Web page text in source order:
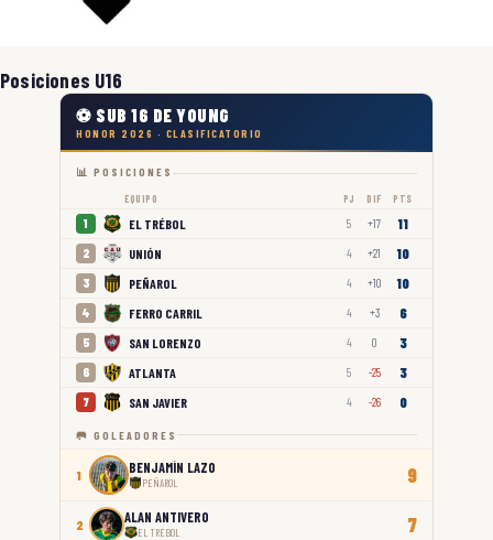
Posiciones U16
⚽ SUB 16 DE YOUNG
HONOR 2026 · CLASIFICATORIO
📊 POSICIONES
EQUIPO PJ DIF PTS
1 EL TRÉBOL 5 +17 11
2 UNIÓN 4 +21 10
3 PEÑAROL 4 +10 10
4 FERRO CARRIL 4 +3 6
5 SAN LORENZO 4 0 3
6 ATLANTA 5 -25 3
7 SAN JAVIER 4 -26 0
🥅 GOLEADORES
1 BENJAMÍN LAZO
PEÑAROL 9
2 ALAN ANTIVERO
EL TRÉBOL 7